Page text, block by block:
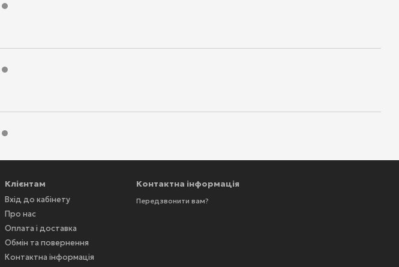
Клієнтам
Вхід до кабінету
Про нас
Оплата і доставка
Обмін та повернення
Контактна інформація
Контактна інформація
Передзвонити вам?